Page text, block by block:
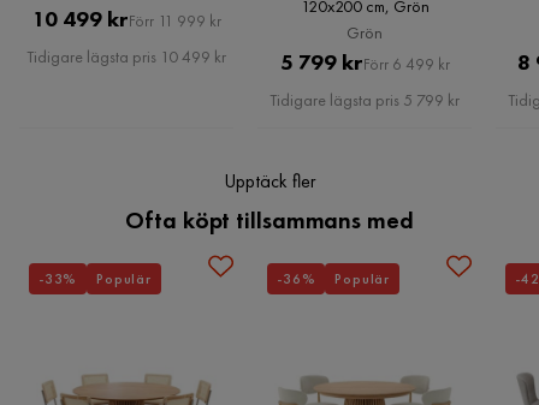
Serie
Faza 17
Pris
10 499 krOriginal
Pris
Förr 11 999 kr
Tidigare lägsta pris 10 499 kr
120x200 cm, Grön
Grön
Pris
5 799 krOriginal
Pris
Förr 6 499 kr
Tidigare lägsta pris 5 799 kr
8
Upptäck fler
Ofta köpt tillsammans med
-33% Populär -36% Populär -